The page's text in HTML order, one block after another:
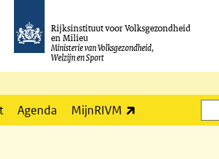
Rijksinstituut voor Volksgezondheid
en Milieu
Ministerie van Volksgezondheid,
Welzijn en Sport
Agenda MijnRIVM
Zoeken